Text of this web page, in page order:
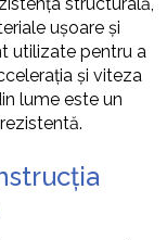
structurală,
ușoare și
utilizate pentru a
și viteza
lume este un